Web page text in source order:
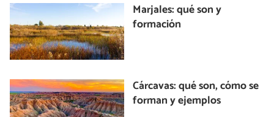
Marjales: qué son y
formación
Cárcavas: qué son, cómo se
forman y ejemplos